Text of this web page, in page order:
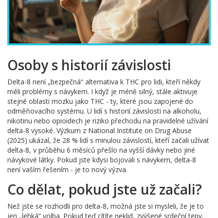
Osoby s historií závislosti
Delta-8 není „bezpečná“ alternativa k THC pro lidi, kteří někdy
měli problémy s návykem. I když je méně silný, stále aktivuje
stejné oblasti mozku jako THC - ty, které jsou zapojené do
odměňovacího systému. U lidí s historií závislosti na alkoholu,
nikotinu nebo opioidech je riziko přechodu na pravidelné užívání
delta-8 vysoké. Výzkum z National Institute on Drug Abuse
(2025) ukázal, že 28 % lidí s minulou závislostí, kteří začali užívat
delta-8, v průběhu 6 měsíců přešlo na vyšší dávky nebo jiné
návykové látky. Pokud jste kdysi bojovali s návykem, delta-8
není vaším řešením - je to nový výzva.
Co dělat, pokud jste už začali?
Než jste se rozhodli pro delta-8, možná jste si mysleli, že je to
jen „lehká“ volba. Pokud teď cítíte neklid, zvýšené srdeční tepy,